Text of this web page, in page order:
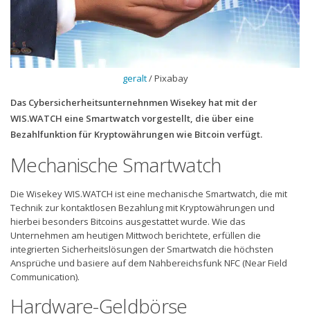
Datentarife
Flatrate-Prepaidtarife
Mobilfunk-Vergleichsrechner
Mobilfunk-Tarifrechner
geralt/ Pixabay
Das Cybersicherheitsunternehnmen Wisekey hat mit der
WIS.WATCH eine Smartwatch vorgestellt, die über eine
Bezahlfunktion für Kryptowährungen wie Bitcoin verfügt.
Mechanische Smartwatch
Die Wisekey WIS.WATCH ist eine mechanische Smartwatch, die mit
Technik zur kontaktlosen Bezahlung mit Kryptowährungen und
hierbei besonders Bitcoins ausgestattet wurde. Wie das
Unternehmen am heutigen Mittwoch berichtete, erfüllen die
integrierten Sicherheitslösungen der Smartwatch die höchsten
Ansprüche und basiere auf dem Nahbereichsfunk NFC (Near Field
Communication).
Hardware-Geldbörse